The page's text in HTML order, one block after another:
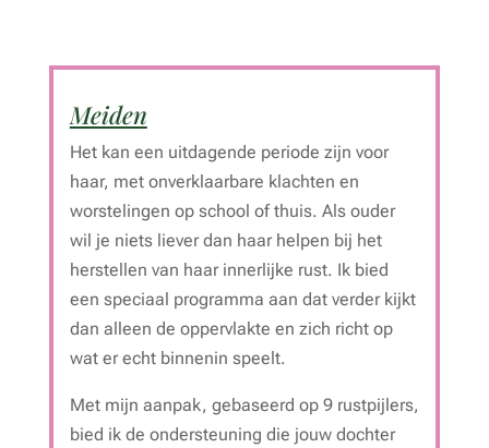
Meiden
Het kan een uitdagende periode zijn voor
haar, met onverklaarbare klachten en
worstelingen op school of thuis. Als ouder
wil je niets liever dan haar helpen bij het
herstellen van haar innerlijke rust. Ik bied
een speciaal programma aan dat verder kijkt
dan alleen de oppervlakte en zich richt op
wat er echt binnenin speelt.
Met mijn aanpak, gebaseerd op 9 rustpijlers,
bied ik de ondersteuning die jouw dochter